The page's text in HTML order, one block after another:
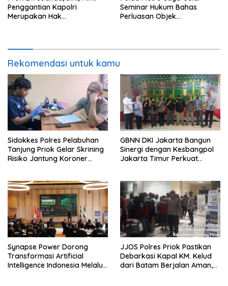
Penggantian Kapolri
Merupakan Hak
Seminar Hukum Bahas
Perluasan Objek
Rekomendasi untuk kamu
Sidokkes Polres Pelabuhan
Tanjung Priok Gelar Skrining
Risiko Jantung Koroner
GBNN DKI Jakarta Bangun
Sinergi dengan Kesbangpol
Jakarta Timur Perkuat
Synapse Power Dorong
Transformasi Artificial
Intelligence Indonesia Melalui
JJOS Polres Priok Pastikan
Debarkasi Kapal KM. Kelud
dari Batam Berjalan Aman,